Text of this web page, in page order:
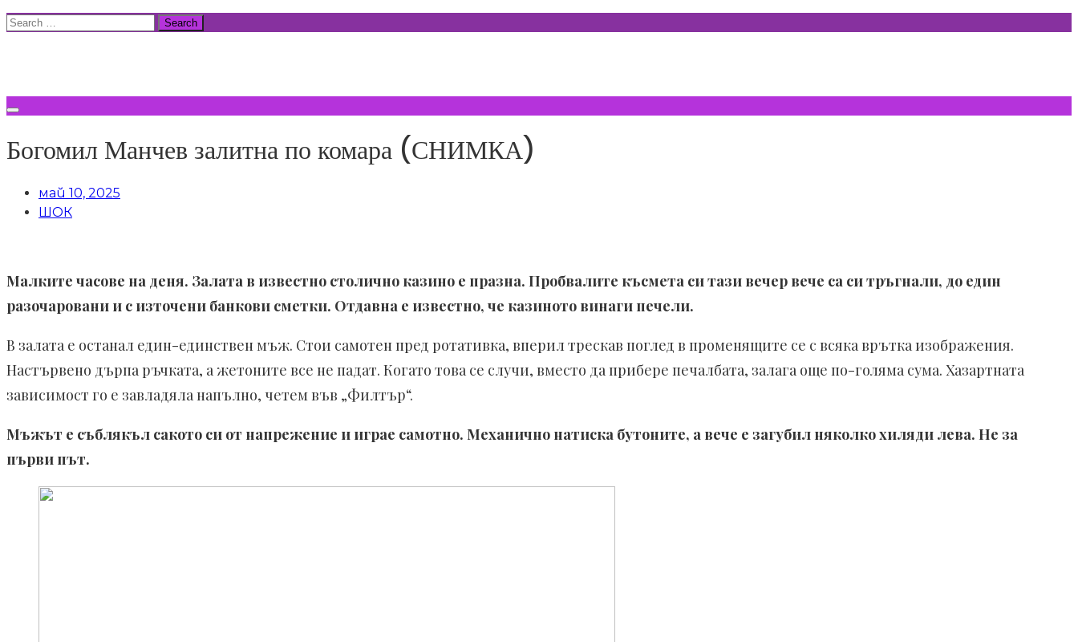
Skip
Search
Богомил Манчев залитна по комара (СНИМКА)
май 10, 2025
ШОК
Малките часове на деня. Залата в известно столично казино е празна. Пробвалите късмета си тази вечер вече са си тръгнали, до един
разочаровани и с източени банкови сметки. Отдавна е известно, че казиното винаги печели.
В залата е останал един-единствен мъж. Стои самотен пред ротативка, вперил трескав поглед в променящите се с всяка врътка изображения.
Настървено дърпа ръчката, а жетоните все не падат. Когато това се случи, вместо да прибере печалбата, залага още по-голяма сума. Хазартната
зависимост го е завладяла напълно, четем във „Филтър“.
Мъжът е съблякъл сакото си от напрежение и играе самотно. Механично натиска бутоните, а вече е загубил няколко хиляди лева. Не за
първи път.